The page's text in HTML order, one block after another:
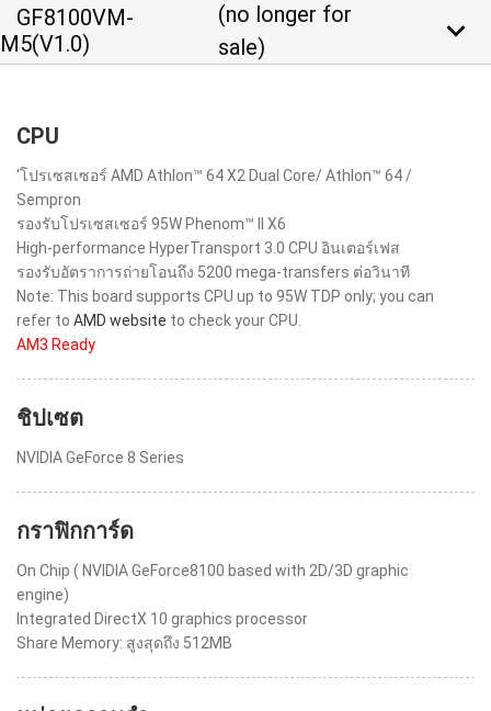
GF8100VM-
M5(V1.0)
(no longer for
sale)
keyboard_arrow_down
CPU
'โปรเซสเซอร์ AMD Athlon™ 64 X2 Dual Core/ Athlon™ 64 /
Sempron
รองรับโปรเซสเซอร์ 95W Phenom™ II X6
High-performance HyperTransport 3.0 CPU อินเตอร์เฟส
รองรับอัตราการถ่ายโอนถึง 5200 mega-transfers ต่อวินาที
Note: This board supports CPU up to 95W TDP only; you can
refer to AMD website to check your CPU.
AM3 Ready
ชิปเซต
NVIDIA GeForce 8 Series
กราฟิกการ์ด
On Chip ( NVIDIA GeForce8100 based with 2D/3D graphic
engine)
Integrated DirectX 10 graphics processor
Share Memory: สูงสุดถึง 512MB